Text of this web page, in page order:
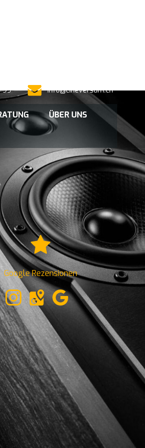
99 info@cineversum.ch
ÜBER UNS
Google Rezensionen